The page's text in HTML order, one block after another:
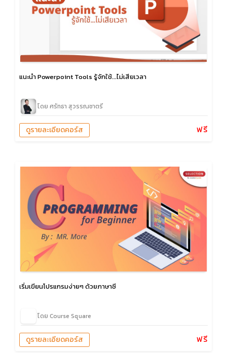
แนะนำ Powerpoint Tools รู้จักใช้...ไม่เสียเวลา
โดย ศรัทธา สุวรรณชาตรี
ฟรี
ดูรายละเอียดคอร์ส
เริ่มเขียนโปรแกรมง่ายๆ ด้วยภาษาซี
โดย Course Square
ฟรี
ดูรายละเอียดคอร์ส